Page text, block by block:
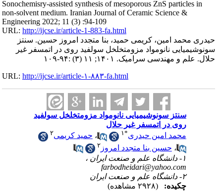
Sonochemisry-assisted synthesis of mesoporous ZnS particles in
non-solvent medium. Iranian Journal of Ceramic Science &
Engineering 2022; 11 (3) :94-109
URL:http://ijcse.ir/article-1-883-fa.html
حیدری محمد امین، کریمی حمید، بنا متجدد امروز حسین. سنتز
سونوشیمیایی نانومواد مزومتخلخل سولفید روی در اتمسفر غیر
حلال. علم و مهندسی سرامیک. ۱۴۰۱; ۱۱ (۳) :۹۴-۱۰۹
URL:http://ijcse.ir/article-۱-۸۸۳-fa.html
سنتز سونوشیمیایی نانومواد مزومتخلخل سولفید
روی در اتمسفر غیر حلال
محمد امین حیدری* ۱ ،حمید کریمی
،حسین بنا متجدد امروز ۲
farbodheidari@yahoo.com
۲- دانشگاه علم و صنعت ایران
چکیده: